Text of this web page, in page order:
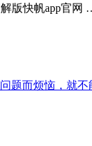
版快帆app官网
题而烦恼，就